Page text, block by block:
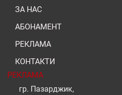
ЗА НАС
АБОНАМЕНТ
РЕКЛАМА
КОНТАКТИ
РЕКЛАМА
гр. Пазарджик,